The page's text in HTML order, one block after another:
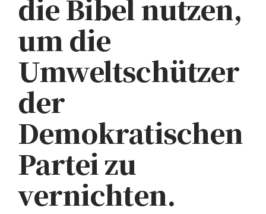
die Bibel nutzen,
um die
Umweltschützer
der
Demokratischen
Partei zu
vernichten.